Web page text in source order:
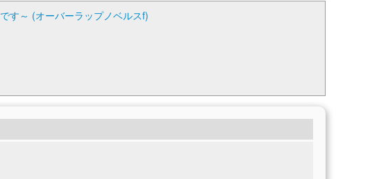
す～ (オーバーラップノベルスf)